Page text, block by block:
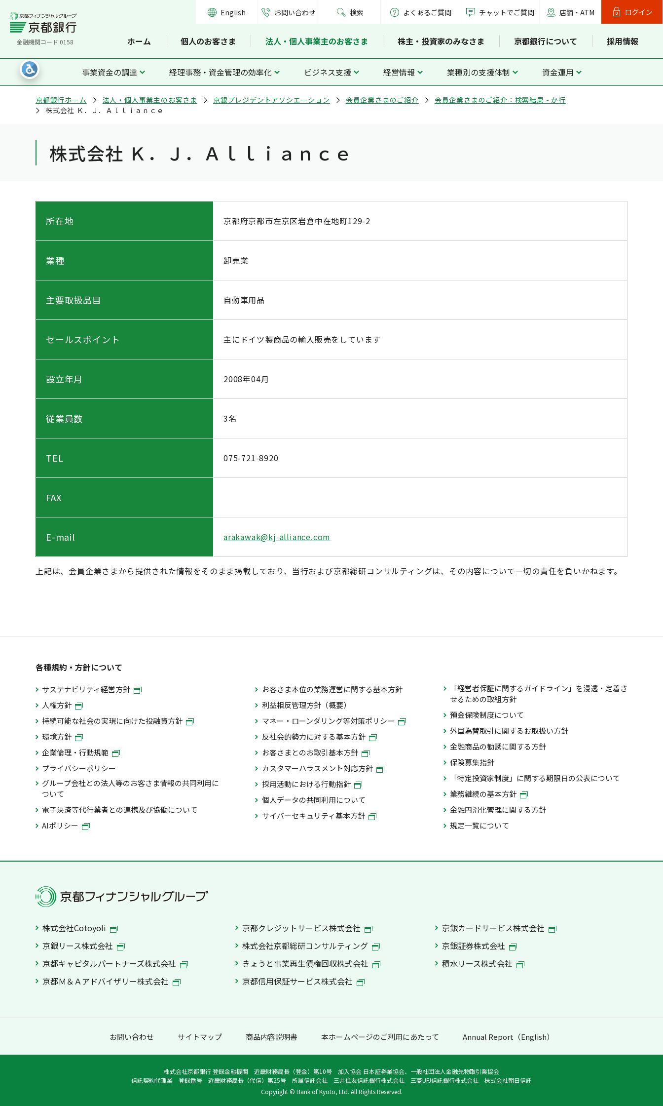
金融機関コード:0158
English お問い合わせ 検索 よくあるご質問 チャットでご質問 店舗・ATM ログイン
ホーム 個人のお客さま 法人・個人事業主のお客さま 株主・投資家のみなさま 京都銀行について 採用情報
事業資金の調達 経理事務・資金管理の効率化 ビジネス支援 経営情報 業種別の支援体制 資金運用
京都銀行ホーム 法人・個人事業主のお客さま 京銀プレジデントアソシエーション 会員企業さまのご紹介
会員企業さまのご紹介：検索結果 - か行
株式会社 Ｋ．Ｊ．Ａｌｌｉａｎｃｅ
株式会社 Ｋ．Ｊ．Ａｌｌｉａｎｃｅ
所在地 京都府京都市左京区岩倉中在地町129-2
業種 卸売業
主要取扱品目 自動車用品
セールスポイント 主にドイツ製商品の輸入販売をしています
設立年月 2008年04月
従業員数 3名
TEL 075-721-8920
FAX
E-mail arakawak@kj-alliance.com
上記は、会員企業さまから提供された情報をそのまま掲載しており、当行および京都総研コンサルティングは、その内容について一切の責任を負いかねます。
各種規約・方針について
サステナビリティ経営方針
人権方針
持続可能な社会の実現に向けた投融資方針
環境方針
企業倫理・行動規範
プライバシーポリシー
グループ会社との法人等のお客さま情報の共同利用に
ついて
電子決済等代行業者との連携及び協働について
AIポリシー
お客さま本位の業務運営に関する基本方針
利益相反管理方針（概要）
マネー・ローンダリング等対策ポリシー
反社会的勢力に対する基本方針
お客さまとのお取引基本方針
カスタマーハラスメント対応方針
採用活動における行動指針
個人データの共同利用について
サイバーセキュリティ基本方針
「経営者保証に関するガイドライン」を浸透・定着さ
せるための取組方針
預金保険制度について
外国為替取引に関するお取扱い方針
金融商品の勧誘に関する方針
保険募集指針
「特定投資家制度」に関する期限日の公表について
業務継続の基本方針
金融円滑化管理に関する方針
規定一覧について
株式会社Cotoyoli 京都クレジットサービス株式会社
京銀カードサービス株式会社
京銀リース株式会社
株式会社京都総研コンサルティング
京銀証券株式会社
京都キャピタルパートナーズ株式会社
きょうと事業再生債権回収株式会社
積水リース株式会社
京都Ｍ＆Ａアドバイザリー株式会社
京都信用保証サービス株式会社
お問い合わせ サイトマップ 商品内容説明書 本ホームページのご利用にあたって Annual Report（English）
株式会社京都銀行 登録金融機関 近畿財務局長（登金）第10号 加入協会 日本証券業協会、一般社団法人金融先物取引業協会
信託契約代理業 登録番号 近畿財務局長（代信）第25号 所属信託会社 三井住友信託銀行株式会社 三菱UFJ信託銀行株式会社 株式会社朝日信託
Copyright © Bank of Kyoto, Ltd. All Rights Reserved.